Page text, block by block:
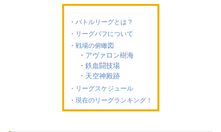
バトルリーグとは？
リーグバフについて
戦場の俯瞰図
アヴァロン樹海
鉄血闘技場
天空神殿跡
リーグスケジュール
現在のリーグランキング！